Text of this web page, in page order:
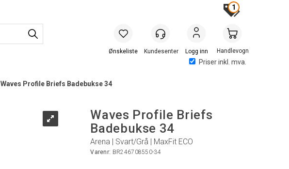
Priser inkl. mva.
Logg inn Handlevogn
1
Waves Profile Briefs Badebukse 34
Waves Profile Briefs
Badebukse 34
Arena | Svart/Grå | MaxFit ECO
Varenr: BR246708550-34